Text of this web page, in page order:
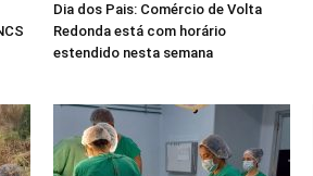
Dia dos Pais: Comércio de Volta
Redonda está com horário
estendido nesta semana